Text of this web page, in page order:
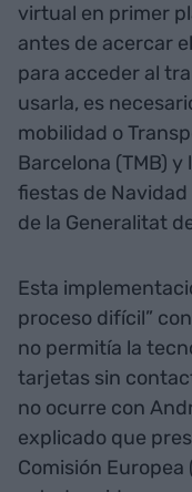
virtual en primer
antes de acercar
para acceder al
usarla, es
mobilidad o
Barcelona (TMB)
fiestas de
de la Generalitat
Esta
proceso difícil”
no permitía la
tarjetas sin
no ocurre con
explicado que
Comisión Europea